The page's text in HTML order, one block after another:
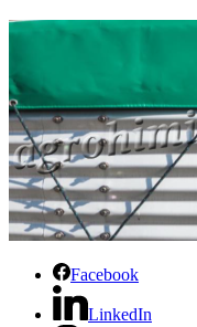
Facebook
LinkedIn